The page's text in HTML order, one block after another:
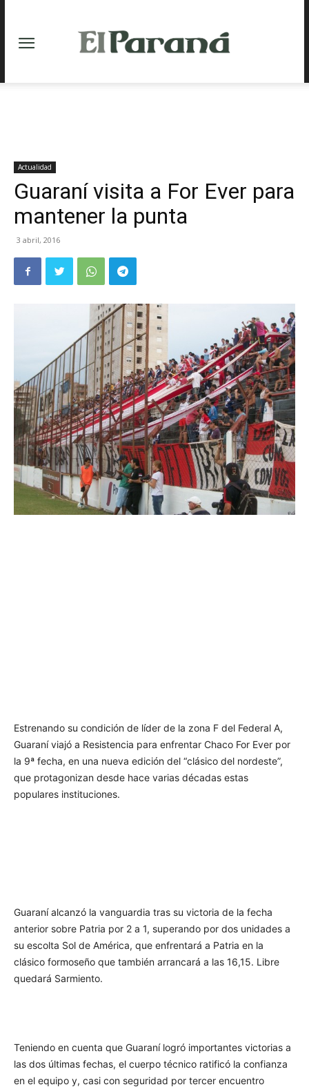
Actualidad
Guaraní visita a For Ever para
mantener la punta
3 abril, 2016
Estrenando su condición de líder de la zona F del Federal A,
Guaraní viajó a Resistencia para enfrentar Chaco For Ever por
la 9ª fecha, en una nueva edición del “clásico del nordeste”,
que protagonizan desde hace varias décadas estas
populares instituciones.
Guaraní alcanzó la vanguardia tras su victoria de la fecha
anterior sobre Patria por 2 a 1, superando por dos unidades a
su escolta Sol de América, que enfrentará a Patria en la
clásico formoseño que también arrancará a las 16,15. Libre
quedará Sarmiento.
Teniendo en cuenta que Guaraní logró importantes victorias a
las dos últimas fechas, el cuerpo técnico ratificó la confianza
en el equipo y, casi con seguridad por tercer encuentro